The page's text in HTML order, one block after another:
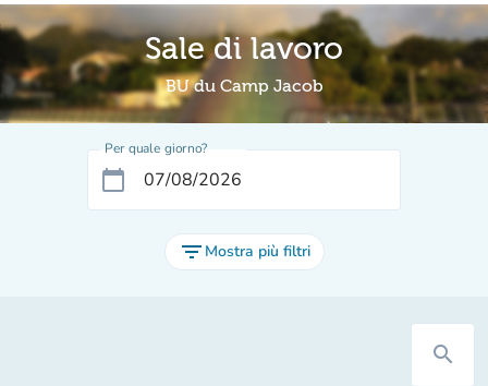
Sale di lavoro
BU du Camp Jacob
Per quale giorno?
calendar_today
filter_list Mostra più filtri
search